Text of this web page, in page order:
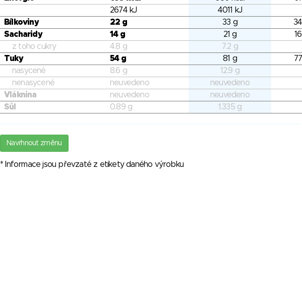
2674 kJ
4011 kJ
Bílkoviny
22 g 33 g
Sacharidy
14 g 21 g
z toho cukry
4.8 g
7.2 g
Tuky
54 g 81 g
nasycené
8.6 g
12.9 g
nenasycené
neuvedeno
neuvedeno
Vláknina
neuvedeno
neuvedeno
Sůl
0.89 g 1.335 g
Navrhnout změnu
* Informace jsou převzaté z etikety daného výrobku